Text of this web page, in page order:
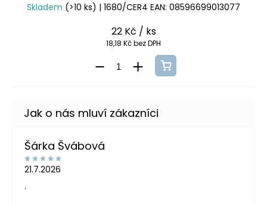
Skladem (>10 ks) | 1680/CER4 EAN: 08596699013077
22 Kč / ks
18,18 Kč bez DPH
Šárka Švábová
21.7.2026
.